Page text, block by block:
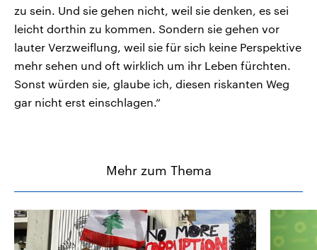
zu sein. Und sie gehen nicht, weil sie denken, es sei
leicht dorthin zu kommen. Sondern sie gehen vor
lauter Verzweiflung, weil sie für sich keine Perspektive
mehr sehen und oft wirklich um ihr Leben fürchten.
Sonst würden sie, glaube ich, diesen riskanten Weg
gar nicht erst einschlagen.“
Mehr zum Thema